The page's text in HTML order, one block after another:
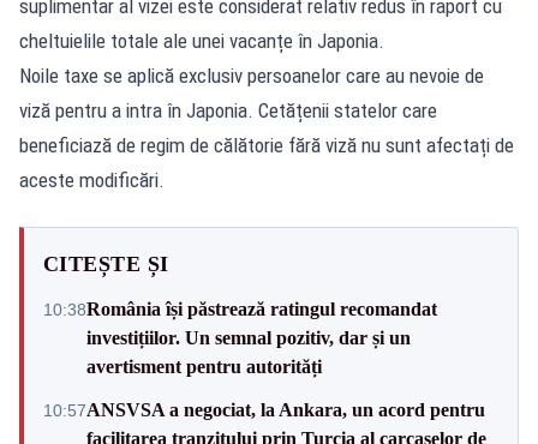
suplimentar al vizei este considerat relativ redus în raport cu
cheltuielile totale ale unei vacanțe în Japonia.
Noile taxe se aplică exclusiv persoanelor care au nevoie de
viză pentru a intra în Japonia. Cetățenii statelor care
beneficiază de regim de călătorie fără viză nu sunt afectați de
aceste modificări.
CITEȘTE ȘI
10:38România își păstrează ratingul recomandat
investițiilor. Un semnal pozitiv, dar și un
avertisment pentru autorități
10:57ANSVSA a negociat, la Ankara, un acord pentru
facilitarea tranzitului prin Turcia al carcaselor de